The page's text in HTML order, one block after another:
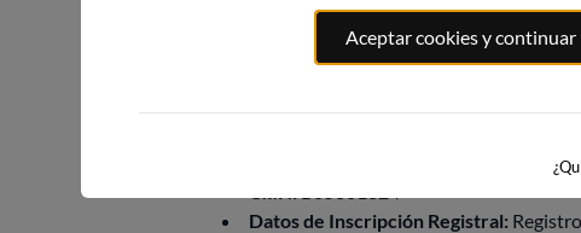
debidamente a los usuarios, y sin que
IDENTIFICACIÓN DEL TITULAR DEL
Datos de Inscripción Registral:
Aceptar cookies y continuar